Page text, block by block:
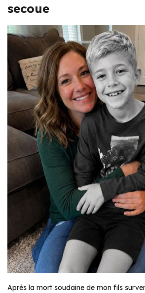
secoue
Après la mort soudaine de mon fils